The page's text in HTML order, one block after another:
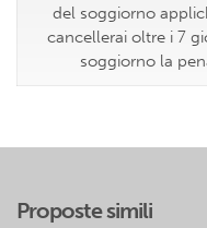
del soggiorno
cancellerai oltre i 7
soggiorno la
Proposte simili